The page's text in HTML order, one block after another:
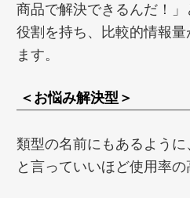
商品で解決できるんだ！
役割を持ち、比較的情報
ます。
＜お悩み解決型＞
類型の名前にもあるよう
と言っていいほど使用率の